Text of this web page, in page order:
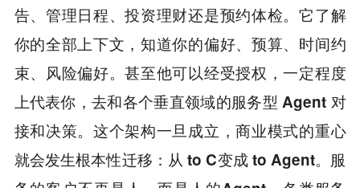
告、管理日程、投资理财还是预约体检。它了解
你的全部上下文，知道你的偏好、预算、时间约
束、风险偏好。甚至他可以经受授权，一定程度
上代表你，去和各个垂直领域的服务型 Agent 对
接和决策。这个架构一旦成立，商业模式的重心
就会发生根本性迁移：从 to C变成 to Agent。服